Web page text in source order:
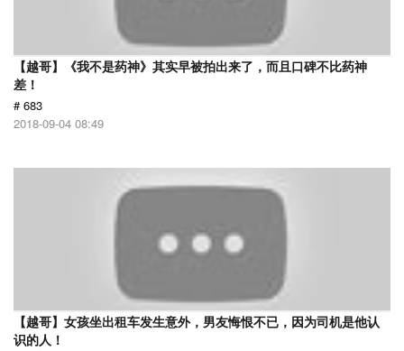
【越哥】《我不是药神》其实早被拍出来了，而且口碑不比药神
差！
# 683
2018-09-04 08:49
【越哥】女孩坐出租车发生意外，男友悔恨不已，因为司机是他认
识的人！